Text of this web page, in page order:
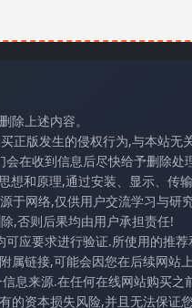
除上述内容。
正版发生的侵权行为,与本站无
在收到信息后尽快给予删除处
想和原理,通过安装、显示、传
于网络,仅供用户交流学习与研
,否则后果均由用户承担责任!
应要求进行验证.所使用的推
属链接,可能会因您在后续网站
息来源.在任何在线网站购买之
的资本损失风险,并且无法保证